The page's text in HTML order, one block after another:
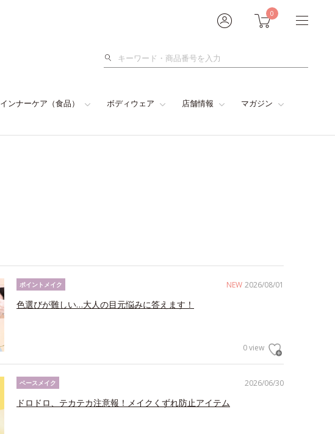
0
検
インナーケア（食品） ボディウェア 店舗情報 マガジン
NEW 2026/08/01
ポイントメイク
色選びが難しい…大人の目元悩みに答えます！
0 view
2026/06/30
ベースメイク
ドロドロ、テカテカ注意報！メイクくずれ防止アイテム